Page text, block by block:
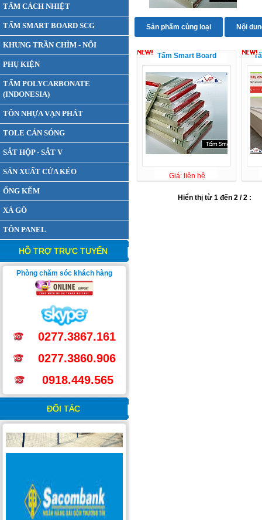
TẤM CÁCH NHIỆT
TẤM SMART BOARD SCG
KHUNG TRẦN CHÌM - NỔI
PHỤ KIỆN
TẤM POLYCARBONATE
(INDONESIA)
TÔN NHỰA VẠN PHÁT
TOLE CÁN SÓNG
SẮT HỘP - SẮT V
SẢN XUẤT CỬA KÉO
ỐNG KẼM
XÀ GỒ
TÔN PANEL
HỖ TRỢ TRỰC TUYẾN
Phòng chăm sóc khách hàng
0277.3867.161
0277.3860.906
0918.449.565
ĐỐI TÁC
Sản phẩm cùng loại Nội
Tấm Smart Board
Giá: liên hệ
Hiển thị từ 1 đến 2 / 2 :